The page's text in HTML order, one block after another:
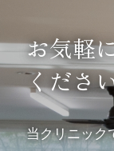
お気軽
くださ
当クリニック